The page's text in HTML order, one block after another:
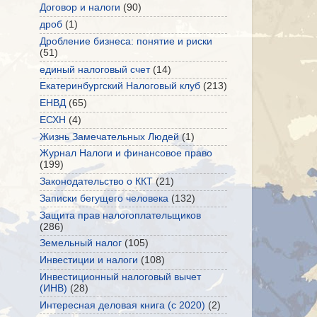
Договор и налоги (90)
дроб (1)
Дробление бизнеса: понятие и риски
(51)
единый налоговый счет (14)
Екатеринбургский Налоговый клуб (213)
ЕНВД (65)
ЕСХН (4)
Жизнь Замечательных Людей (1)
Журнал Налоги и финансовое право
(199)
Законодательство о ККТ (21)
Записки бегущего человека (132)
Защита прав налогоплательщиков
(286)
Земельный налог (105)
Инвестиции и налоги (108)
Инвестиционный налоговый вычет
(ИНВ) (28)
Интересная деловая книга (с 2020) (2)